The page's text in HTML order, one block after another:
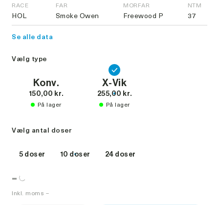
RACE
HOL
FAR
Smoke Owen
MORFAR
Freewood P
NTM
37
Se alle data
Vælg type
Konv.
150,00 kr.
På lager
X-Vik
255,00 kr.
På lager
Vælg antal doser
5 doser 10 doser 24 doser
-
Inkl. moms –